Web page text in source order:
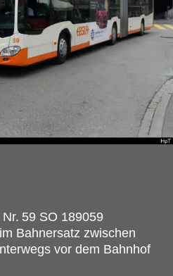
59 SO 189059
Bahnersatz zwischen
vor dem Bahnhof